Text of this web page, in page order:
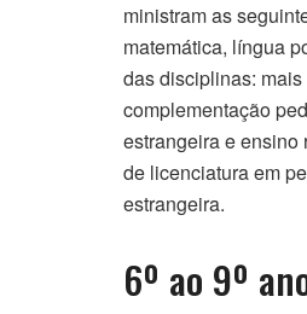
ministram as
matemática, língua
das disciplinas:
complementação
estrangeira e
de licenciatura em
estrangeira.
6º ao 9º